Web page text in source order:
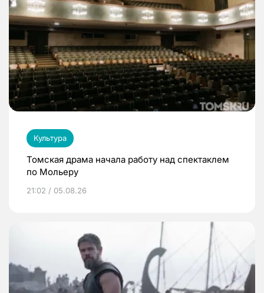
Культура
Томская драма начала работу над спектаклем
по Мольеру
21:02 / 05.08.26